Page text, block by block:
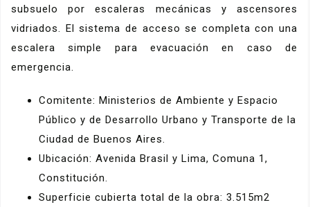
subsuelo por escaleras mecánicas y ascensores
vidriados. El sistema de acceso se completa con una
escalera simple para evacuación en caso de
emergencia.
Comitente: Ministerios de Ambiente y Espacio
Público y de Desarrollo Urbano y Transporte de la
Ciudad de Buenos Aires.
Ubicación: Avenida Brasil y Lima, Comuna 1,
Constitución.
Superficie cubierta total de la obra: 3.515m2